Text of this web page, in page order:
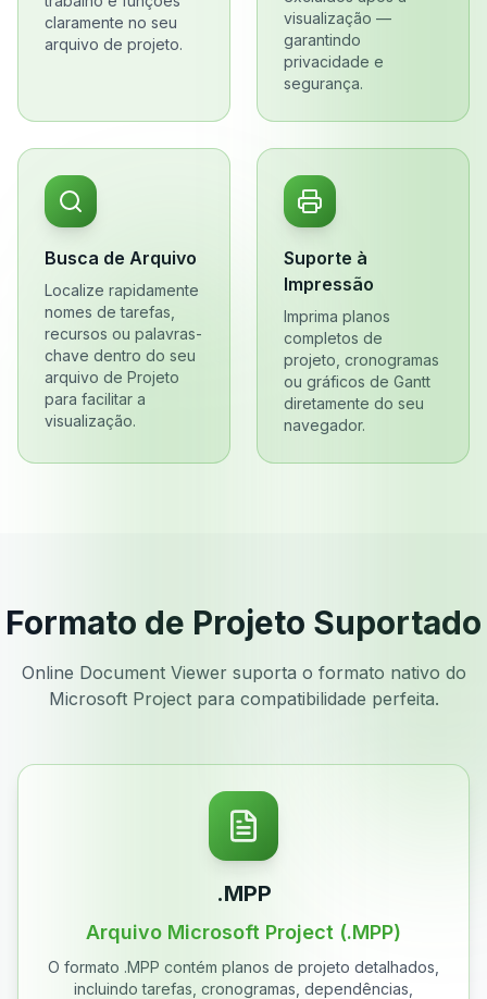
claramente no seu
arquivo de projeto.
visualização —
garantindo
privacidade e
segurança.
Busca de Arquivo
Localize rapidamente
nomes de tarefas,
recursos ou palavras-
chave dentro do seu
arquivo de Projeto
para facilitar a
visualização.
Suporte à
Impressão
Imprima planos
completos de
projeto, cronogramas
ou gráficos de Gantt
diretamente do seu
navegador.
Formato de Projeto Suportado
Online Document Viewer suporta o formato nativo do
Microsoft Project para compatibilidade perfeita.
.MPP
Arquivo Microsoft Project (.MPP)
O formato .MPP contém planos de projeto detalhados,
incluindo tarefas, cronogramas, dependências,